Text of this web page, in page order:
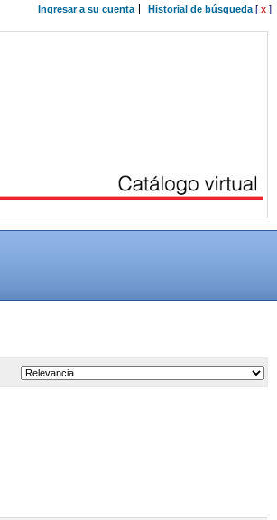
Ingresar a su cuenta Historial de búsqueda[ x ]